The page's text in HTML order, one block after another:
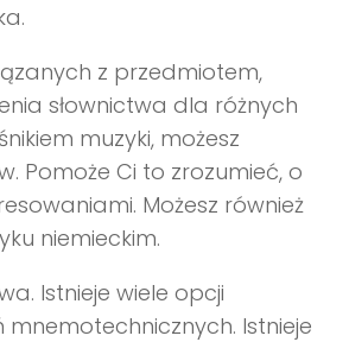
z przedmiotem,
słownictwa dla różnych
muzyki, możesz
Pomoże Ci to zrozumieć, o
Możesz również
niemieckim.
Istnieje wiele opcji
Istnieje